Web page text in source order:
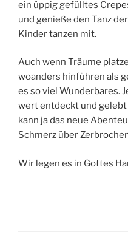
ein üppig gefülltes
und genieße den Tanz
Kinder tanzen mit.
Auch wenn Träume
woanders hinführen als
es so viel Wunderbares.
wert entdeckt und
kann ja das neue
Schmerz über
Wir legen es in Gottes